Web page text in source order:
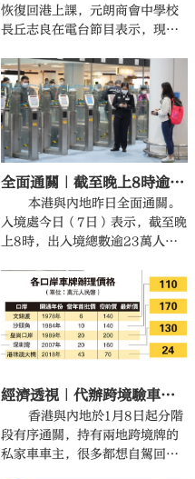
恢復回港上課，元朗商會中學校
長丘志良在電台節目表示，現返
個，高中有18個，僅餘幾名學童
因個人原因暫未返校。另有約10
人因三年疫情轉學回內地讀書，
也有個別學童為重回香港讀書而
降低年級重讀兩年。
全面通關｜截至晚上8時逾23萬人次出入境 羅湖佔最多
本港與內地昨日全面通關。
入境處今日（7日）表示，截至晚
上8時，出入境總數逾23萬人
1.2萬人入境。
經濟透視｜代辦跨境驗車 通關後飆十倍
香港與內地於1月8日起分階
段有序通關，持有兩地跨境牌的
私家車車主，很多都想自駕回內